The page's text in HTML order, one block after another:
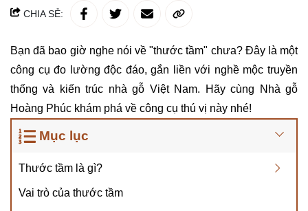
CHIA SẺ:
Bạn đã bao giờ nghe nói về "thước tầm" chưa? Đây là một
công cụ đo lường độc đáo, gắn liền với nghề mộc truyền
thống và kiến trúc nhà gỗ Việt Nam. Hãy cùng Nhà gỗ
Hoàng Phúc khám phá về công cụ thú vị này nhé!
Mục lục
Thước tầm là gì?
Vai trò của thước tầm